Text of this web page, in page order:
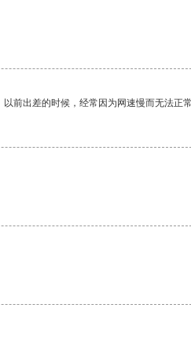
出差的时候，经常因为网速慢而无法正